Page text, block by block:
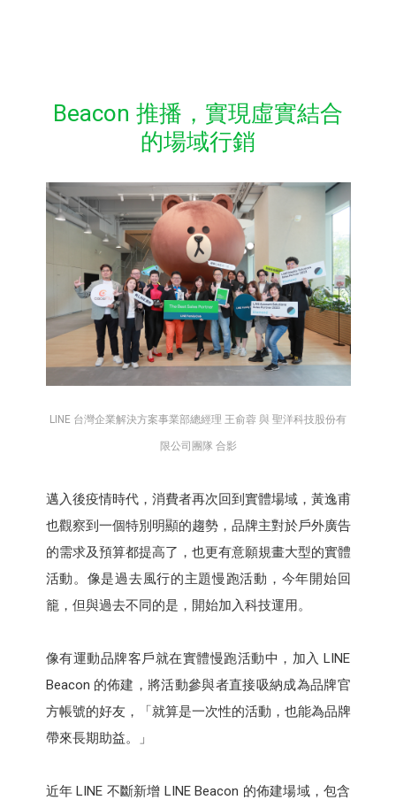
Beacon 推播，實現虛實結合
的場域行銷
LINE 台灣企業解決方案事業部總經理 王俞蓉 與 聖洋科技股份有
限公司團隊 合影
邁入後疫情時代，消費者再次回到實體場域，黃逸甫
也觀察到一個特別明顯的趨勢，品牌主對於戶外廣告
的需求及預算都提高了，也更有意願規畫大型的實體
活動。像是過去風行的主題慢跑活動，今年開始回
籠，但與過去不同的是，開始加入科技運用。
像有運動品牌客戶就在實體慢跑活動中，加入 LINE
Beacon 的佈建，將活動參與者直接吸納成為品牌官
方帳號的好友，「就算是一次性的活動，也能為品牌
帶來長期助益。」
近年 LINE 不斷新增 LINE Beacon 的佈建場域，包含